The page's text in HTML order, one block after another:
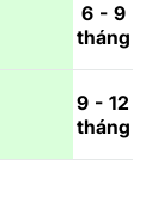
6 - 9
tháng
9 - 12
tháng